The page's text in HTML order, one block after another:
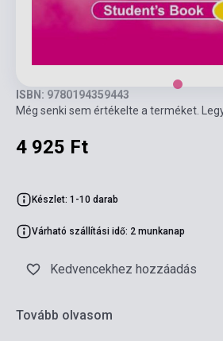
ISBN: 9780194359443
Még senki sem értékelte a terméket.
4 925 Ft
Készlet: 1-10 darab
Várható szállítási idő: 2 munkanap
Kedvencekhez hozzáadás
Tovább olvasom